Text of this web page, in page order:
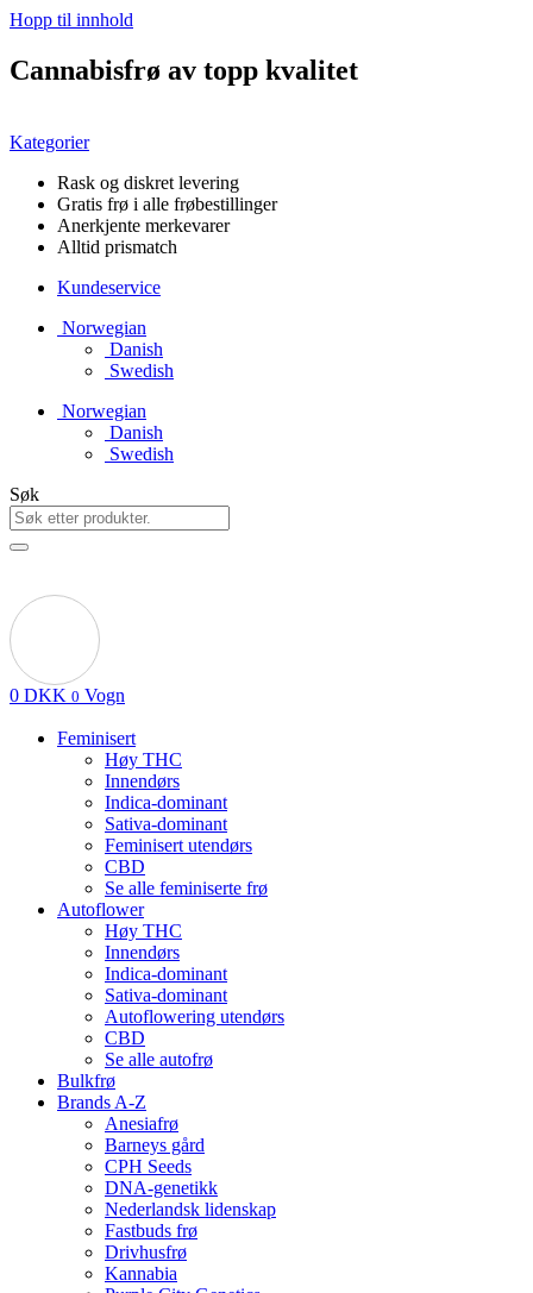
Hopp til innhold
Cannabisfrø av topp kvalitet
Kategorier
Rask og diskret levering
Gratis frø i alle frøbestillinger
Anerkjente merkevarer
Alltid prismatch
Kundeservice
Norwegian
Danish
Swedish
Norwegian
Danish
Swedish
Søk
0 DKK 0 Vogn
Feminisert
Høy THC
Innendørs
Indica-dominant
Sativa-dominant
Feminisert utendørs
CBD
Se alle feminiserte frø
Autoflower
Høy THC
Innendørs
Indica-dominant
Sativa-dominant
Autoflowering utendørs
CBD
Se alle autofrø
Bulkfrø
Brands A-Z
Anesiafrø
Barneys gård
CPH Seeds
DNA-genetikk
Nederlandsk lidenskap
Fastbuds frø
Drivhusfrø
Kannabia